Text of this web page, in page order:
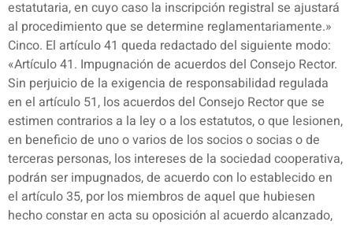
estatutaria, en cuyo caso la inscripción registral se ajustará
al procedimiento que se determine reglamentariamente.»
Cinco. El artículo 41 queda redactado del siguiente modo:
«Artículo 41. Impugnación de acuerdos del Consejo Rector.
Sin perjuicio de la exigencia de responsabilidad regulada
en el artículo 51, los acuerdos del Consejo Rector que se
estimen contrarios a la ley o a los estatutos, o que lesionen,
en beneficio de uno o varios de los socios o socias o de
terceras personas, los intereses de la sociedad cooperativa,
podrán ser impugnados, de acuerdo con lo establecido en
el artículo 35, por los miembros de aquel que hubiesen
hecho constar en acta su oposición al acuerdo alcanzado,